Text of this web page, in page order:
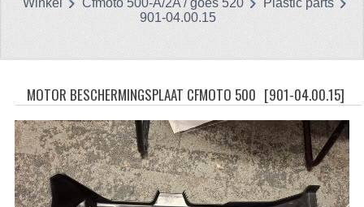
CATEGORIEËN
BRANDSTOF SYSTEEM
LAGERS
PAKKINGEN
Winkel Cfmoto 500-A/2A / goes 520
Plastic parts
901-04.00.15
MOTOR BESCHERMINGSPLAAT CFMOTO 500 [901-04.00.15]